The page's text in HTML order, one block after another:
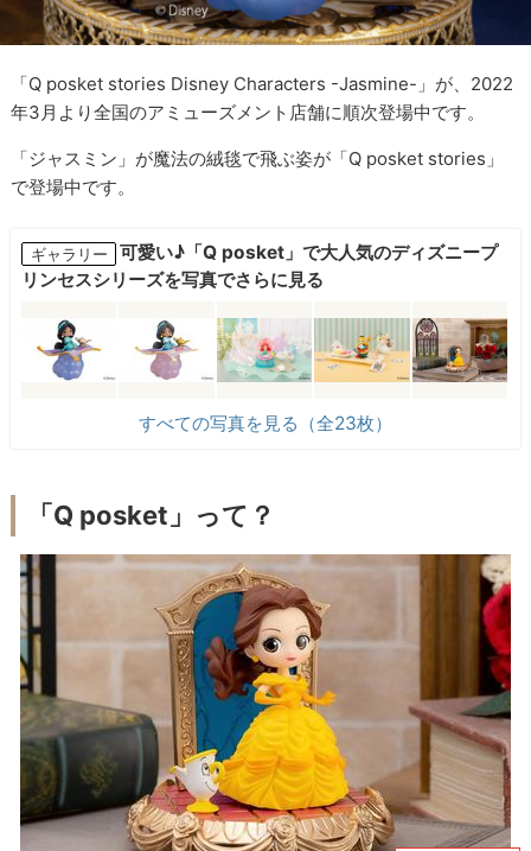
「Q posket stories Disney Characters -Jasmine-」が、2022
年3月より全国のアミューズメント店舗に順次登場中です。
「ジャスミン」が魔法の絨毯で飛ぶ姿が「Q posket stories」
で登場中です。
ギャラリー
可愛い♪「Q posket」で大人気のディズニープ
リンセスシリーズを写真でさらに見る
すべての写真を見る（全23枚）
「Q posket」って？